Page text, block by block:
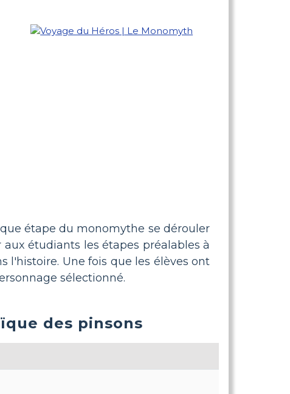
étape du monomythe se dérouler
étudiants les étapes préalables à
l'histoire. Une fois que les élèves ont
sélectionné.
des pinsons